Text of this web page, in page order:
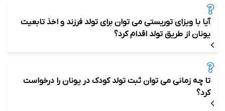
آيا با ویزای توریستی می توان برای تولد فرزند و اخذ تابعیت
یونان از طریق تولد اقدام کرد؟
تا چه زمانی می توان ثبت تولد کودک در یونان را درخواست
کرد؟